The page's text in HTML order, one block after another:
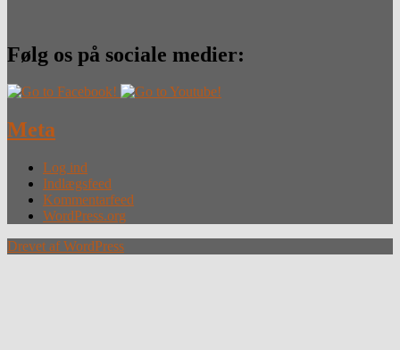
Følg os på sociale medier:
Meta
Log ind
Indlægsfeed
Kommentarfeed
WordPress.org
Drevet af WordPress